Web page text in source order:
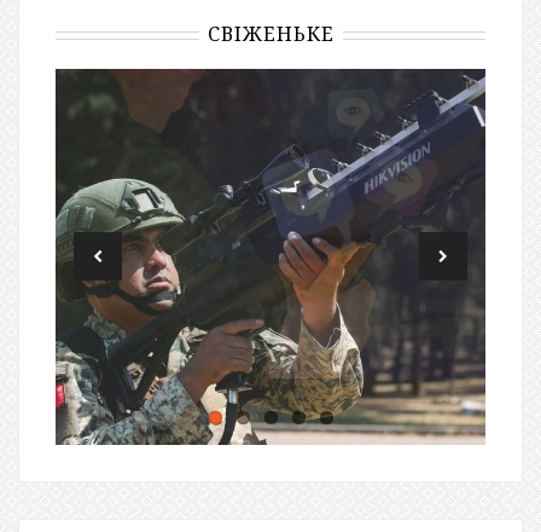
СВІЖЕНЬКЕ
ЗАВЖДИ НА ЗВ’ЯКУ